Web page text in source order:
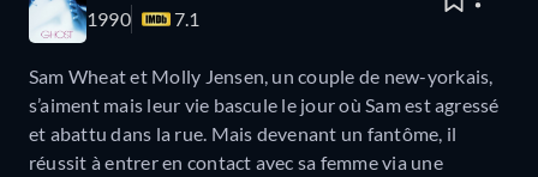
1990 7.1
Sam Wheat et Molly Jensen, un couple de new-yorkais,
s’aiment mais leur vie bascule le jour où Sam est agressé
et abattu dans la rue. Mais devenant un fantôme, il
réussit à entrer en contact avec sa femme via une